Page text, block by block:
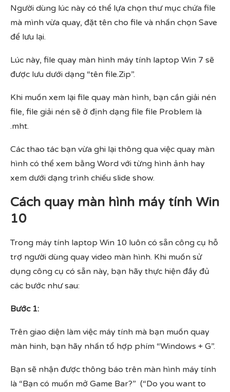
Người dùng lúc này có thể lựa chọn thư mục chứa file
mà mình vừa quay, đặt tên cho file và nhấn chọn Save
để lưu lại.
Lúc này, file quay màn hình máy tính laptop Win 7 sẽ
được lưu dưới dạng “tên file.Zip”.
Khi muốn xem lại file quay màn hình, bạn cần giải nén
file, file giải nén sẽ ở định dạng file file Problem là
.mht.
Các thao tác bạn vừa ghi lại thông qua việc quay màn
hình có thể xem bằng Word với từng hình ảnh hay
xem dưới dạng trình chiếu slide show.
Cách quay màn hình máy tính Win
10
Trong máy tính laptop Win 10 luôn có sẵn công cụ hỗ
trợ người dùng quay video màn hình. Khi muốn sử
dụng công cụ có sẵn này, bạn hãy thực hiện đầy đủ
các bước như sau:
Bước 1:
Trên giao diện làm việc máy tính mà bạn muốn quay
màn hinh, bạn hãy nhấn tổ hợp phím “Windows + G”.
Bạn sẽ nhận được thông báo trên màn hình máy tính
là “Bạn có muốn mở Game Bar?” (“Do you want to